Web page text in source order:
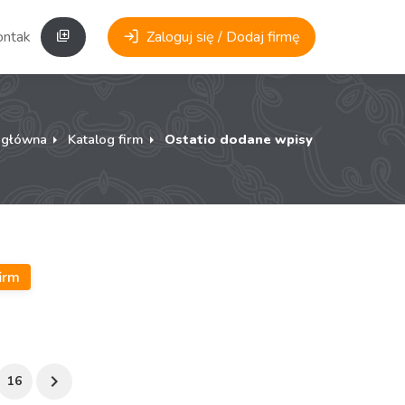
Zaloguj się / Dodaj firmę
Katalog firm Ostatio dodane wpisy
16